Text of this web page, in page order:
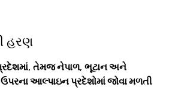
હરણ
, તેમજ નેપાળ, ભૂટાન અને
ઉપરના આલ્પાઇન પ્રદેશોમાં જોવા મળતી